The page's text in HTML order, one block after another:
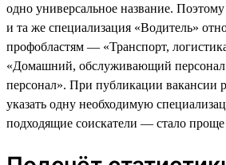
одно универсальное название.
и та же специализация «Водитель»
профобластям — «Транспорт,
«Домашний, обслуживающий
персонал». При публикации вакансии
указать одну необходимую
подходящие соискатели — стало проще